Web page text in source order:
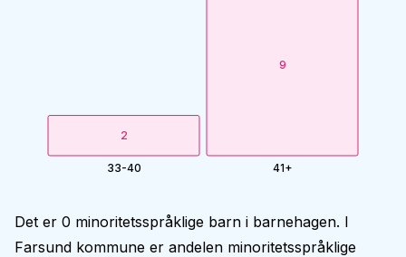
2
33-40
9
41+
Det er 0 minoritetsspråklige barn i barnehagen. I
Farsund kommune er andelen minoritetsspråklige